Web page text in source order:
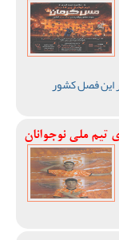
این فصل کشور
ملی نوجوانان